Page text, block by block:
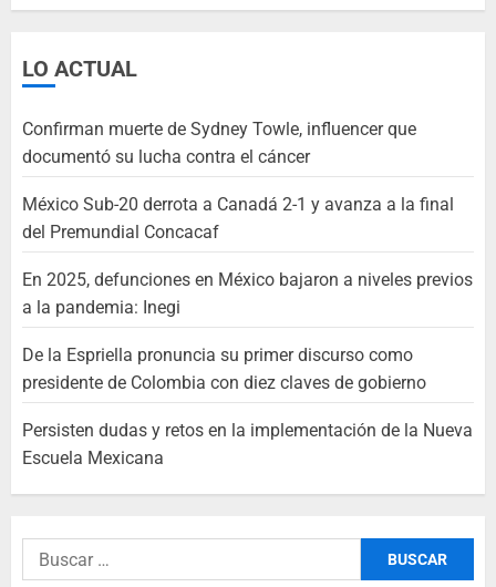
LO ACTUAL
Confirman muerte de Sydney Towle, influencer que
documentó su lucha contra el cáncer
México Sub-20 derrota a Canadá 2-1 y avanza a la final
del Premundial Concacaf
En 2025, defunciones en México bajaron a niveles previos
a la pandemia: Inegi
De la Espriella pronuncia su primer discurso como
presidente de Colombia con diez claves de gobierno
Persisten dudas y retos en la implementación de la Nueva
Escuela Mexicana